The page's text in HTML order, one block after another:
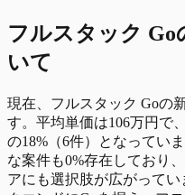
フルスタック Go
いて
現在、フルスタック Goの
す。平均単価は106万円で
の18%（6件）となってい
な案件も0%存在しており
アにも選択肢が広がって